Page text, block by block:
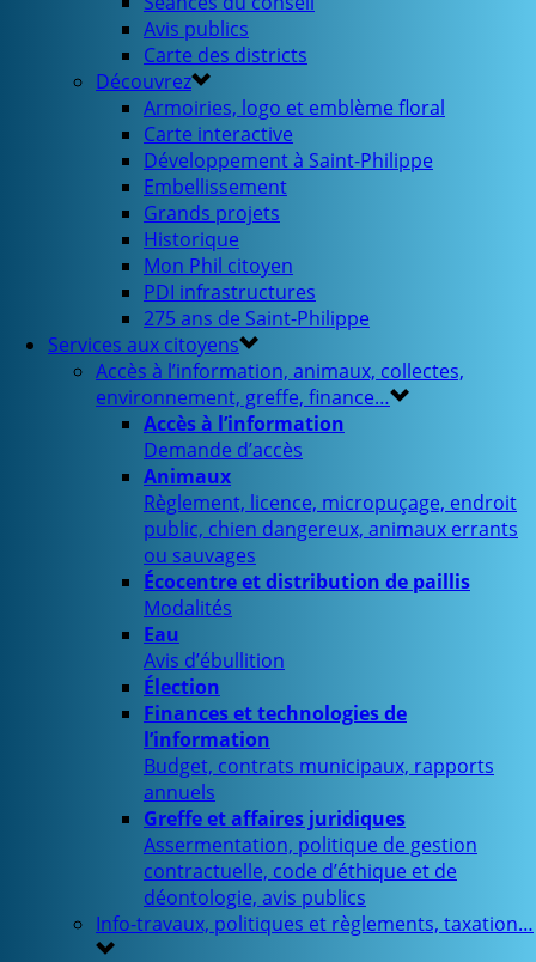
Avis publics
Carte des districts
Découvrez
Armoiries, logo et emblème floral
Carte interactive
Développement à Saint-Philippe
Embellissement
Grands projets
Historique
Mon Phil citoyen
PDI infrastructures
275 ans de Saint-Philippe
Services aux citoyens
Accès à l’information, animaux, collectes,
environnement, greffe, finance…
Accès à l’information
Demande d’accès
Animaux
Règlement, licence, micropuçage, endroit
public, chien dangereux, animaux errants
ou sauvages
Écocentre et distribution de paillis
Modalités
Eau
Avis d’ébullition
Élection
Finances et technologies de
l’information
Budget, contrats municipaux, rapports
annuels
Greffe et affaires juridiques
Assermentation, politique de gestion
contractuelle, code d’éthique et de
déontologie, avis publics
Info-travaux, politiques et règlements, taxation…